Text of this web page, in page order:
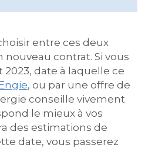
entre ces deux
nouveau contrat. Si vous
2023, date à laquelle ce
, ou par une offre de
conseille vivement
le mieux à vos
des estimations de
date, vous passerez